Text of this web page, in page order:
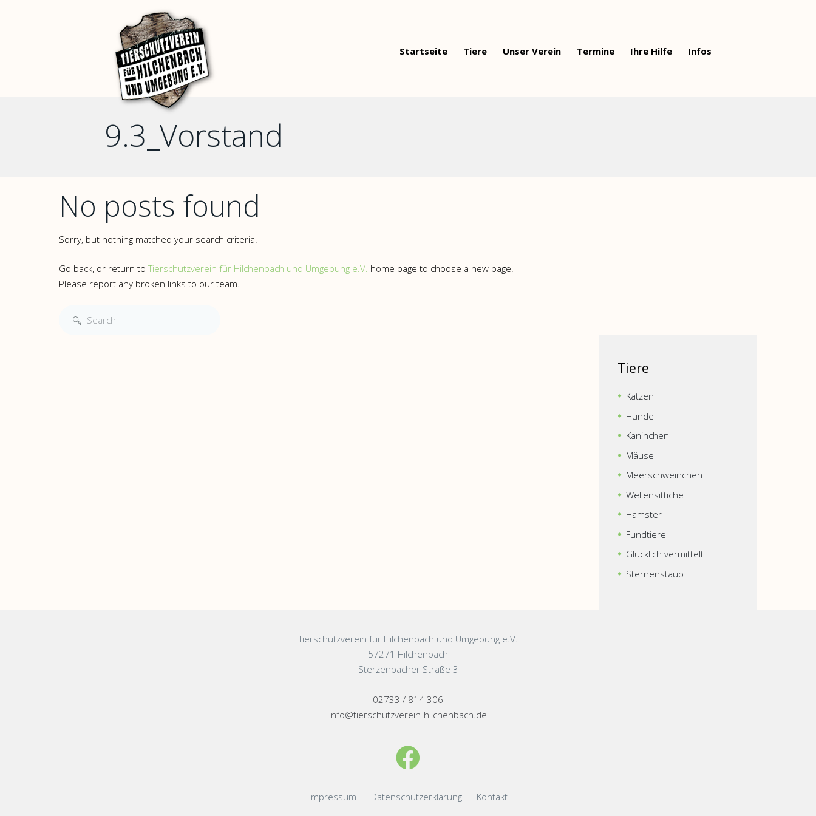
Startseite Tiere Unser Verein Termine Ihre Hilfe Infos
9.3_Vorstand
No posts found
Sorry, but nothing matched your search criteria.
Go back, or return toTierschutzverein für Hilchenbach und Umgebung e.V. home page to choose a new page.
Please report any broken links to our team.
Tiere
Katzen
Hunde
Kaninchen
Mäuse
Meerschweinchen
Wellensittiche
Hamster
Fundtiere
Glücklich vermittelt
Sternenstaub
Tierschutzverein für Hilchenbach und Umgebung e.V.
57271 Hilchenbach
Sterzenbacher Straße 3
02733 / 814 306
info@tierschutzverein-hilchenbach.de
Impressum Datenschutzerklärung Kontakt